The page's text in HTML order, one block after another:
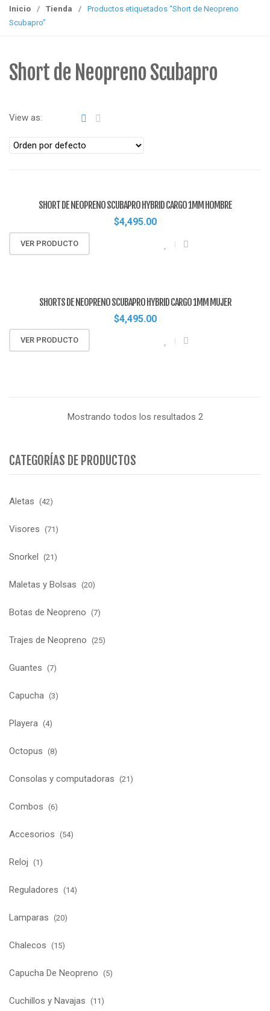
Inicio / Tienda /
Productos etiquetados “Short de Neopreno
Scubapro”
Short de Neopreno Scubapro
View as:
SHORT DE NEOPRENO SCUBAPRO HYBRID CARGO 1MM HOMBRE
$4,495.00
VER PRODUCTO
SHORTS DE NEOPRENO SCUBAPRO HYBRID CARGO 1MM MUJER
$4,495.00
VER PRODUCTO
Mostrando todos los resultados 2
CATEGORÍAS DE PRODUCTOS
Aletas (42)
Visores (71)
Snorkel (21)
Maletas y Bolsas (20)
Botas de Neopreno (7)
Trajes de Neopreno (25)
Guantes (7)
Capucha (3)
Playera (4)
Octopus (8)
Consolas y computadoras (21)
Combos (6)
Accesorios (54)
Reloj (1)
Reguladores (14)
Lamparas (20)
Chalecos (15)
Capucha De Neopreno (5)
Cuchillos y Navajas (11)